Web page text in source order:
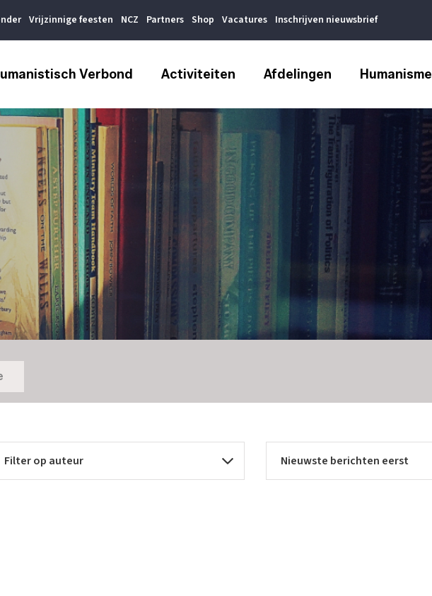
Vrijzinnige feesten NCZ Partners Shop Vacatures Inschrijven nieuwsbrief
Verbond Activiteiten Afdelingen Humanisme